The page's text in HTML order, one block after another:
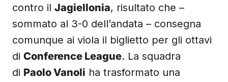
contro il Jagiellonia, risultato che –
sommato al 3-0 dell’andata – consegna
comunque ai viola il biglietto per gli ottavi
di Conference League. La squadra
di Paolo Vanoli ha trasformato una